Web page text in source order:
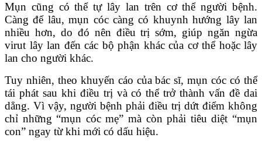
Mụn cũng có thể tự lây lan trên cơ thể người bệnh.
Càng để lâu, mụn cóc càng có khuynh hướng lây lan
nhiều hơn, do đó nên điều trị sớm, giúp ngăn ngừa
virut lây lan đến các bộ phận khác của cơ thể hoặc lây
lan cho người khác.
Tuy nhiên, theo khuyến cáo của bác sĩ, mụn cóc có thể
tái phát sau khi điều trị và có thể trở thành vấn đề dai
dẳng. Vì vậy, người bệnh phải điều trị dứt điểm không
chỉ những “mụn cóc mẹ” mà còn phải tiêu diệt “mụn
con” ngay từ khi mới có dấu hiệu.